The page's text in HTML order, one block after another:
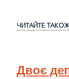
ЧИТАЙТЕ
Двоє